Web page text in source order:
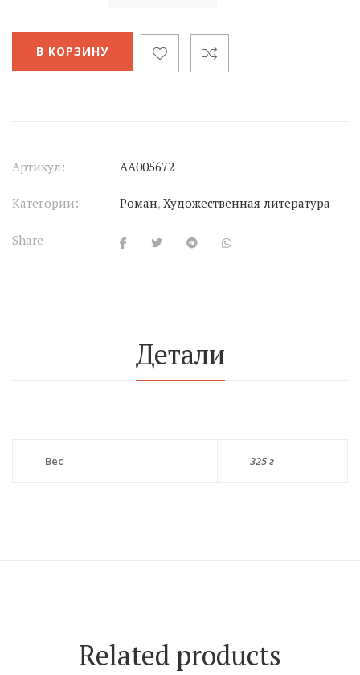
В КОРЗИНУ
Артикул: АА005672
Категории: Роман, Художественная литература
Share
Детали
Вес 325 г
Related products